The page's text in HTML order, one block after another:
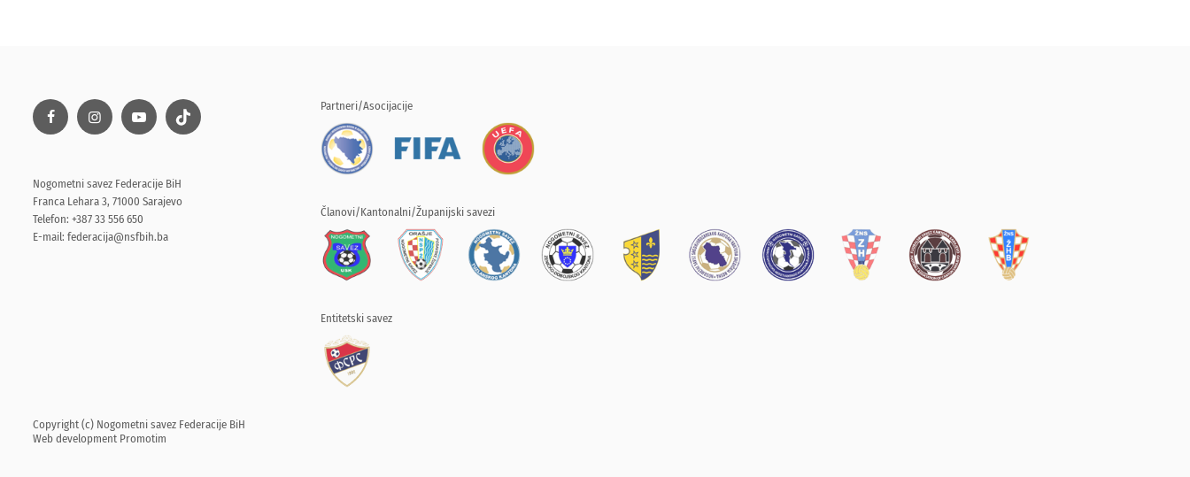
Nogometni savez Federacije BiH
Franca Lehara 3, 71000 Sarajevo
Telefon: +387 33 556 650
E-mail: federacija@nsfbih.ba
Partneri/Asocijacije
Članovi/Kantonalni/Županijski savezi
Entitetski savez
Copyright (c) Nogometni savez Federacije BiH
Web development Promotim